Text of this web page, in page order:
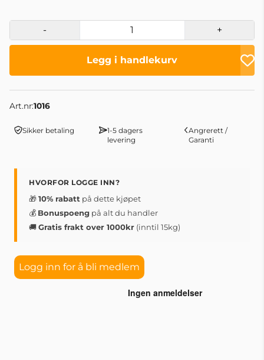
- +
Legg i handlekurv
Art.nr:1016
Sikker betaling
1-5 dagers
levering
Angrerett /
Garanti
HVORFOR LOGGE INN?
🎁10% rabatt på dette kjøpet
💰 Bonuspoeng på alt du handler
🚚Gratis frakt over 1000kr (inntil 15kg)
Logg inn for å bli medlem